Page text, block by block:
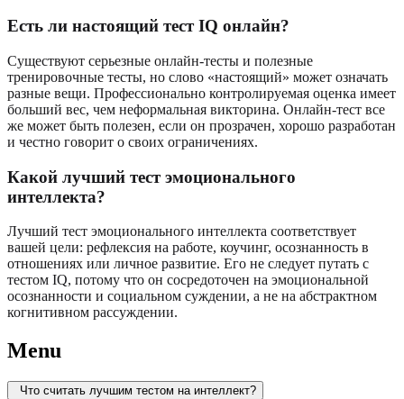
Есть ли настоящий тест IQ онлайн?
Существуют серьезные онлайн-тесты и полезные
тренировочные тесты, но слово «настоящий» может означать
разные вещи. Профессионально контролируемая оценка имеет
больший вес, чем неформальная викторина. Онлайн-тест все
же может быть полезен, если он прозрачен, хорошо разработан
и честно говорит о своих ограничениях.
Какой лучший тест эмоционального
интеллекта?
Лучший тест эмоционального интеллекта соответствует
вашей цели: рефлексия на работе, коучинг, осознанность в
отношениях или личное развитие. Его не следует путать с
тестом IQ, потому что он сосредоточен на эмоциональной
осознанности и социальном суждении, а не на абстрактном
когнитивном рассуждении.
Menu
Что считать лучшим тестом на интеллект?